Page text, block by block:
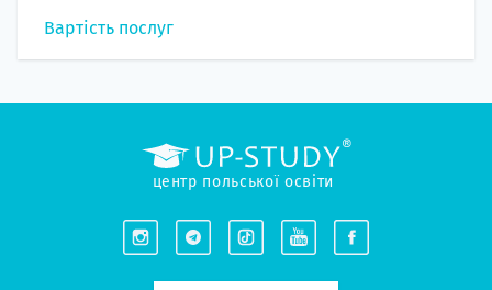
Вартість послуг
центр польської освіти